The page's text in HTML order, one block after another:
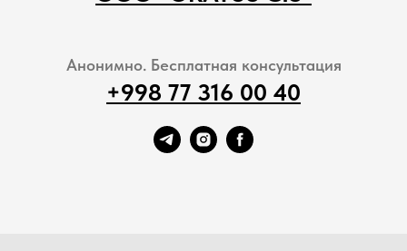
Анонимно. Бесплатная консультация
+998 77 316 00 40